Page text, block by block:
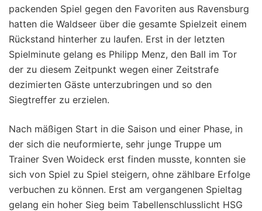
packenden Spiel gegen den Favoriten aus Ravensburg
hatten die Waldseer über die gesamte Spielzeit einem
Rückstand hinterher zu laufen. Erst in der letzten
Spielminute gelang es Philipp Menz, den Ball im Tor
der zu diesem Zeitpunkt wegen einer Zeitstrafe
dezimierten Gäste unterzubringen und so den
Siegtreffer zu erzielen.
Nach mäßigen Start in die Saison und einer Phase, in
der sich die neuformierte, sehr junge Truppe um
Trainer Sven Woideck erst finden musste, konnten sie
sich von Spiel zu Spiel steigern, ohne zählbare Erfolge
verbuchen zu können. Erst am vergangenen Spieltag
gelang ein hoher Sieg beim Tabellenschlusslicht HSG